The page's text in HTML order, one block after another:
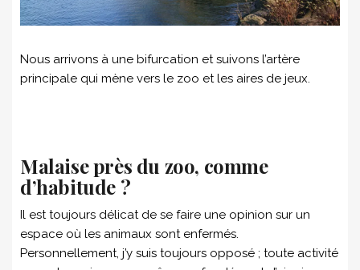
Nous arrivons à une bifurcation et suivons l’artère
principale qui mène vers le zoo et les aires de jeux.
Malaise près du zoo, comme
d’habitude ?
Il est toujours délicat de se faire une opinion sur un
espace où les animaux sont enfermés.
Personnellement, j’y suis toujours opposé ; toute activité